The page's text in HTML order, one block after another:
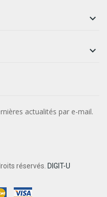


actualités par e-mail.
réservés. DIGIT-U